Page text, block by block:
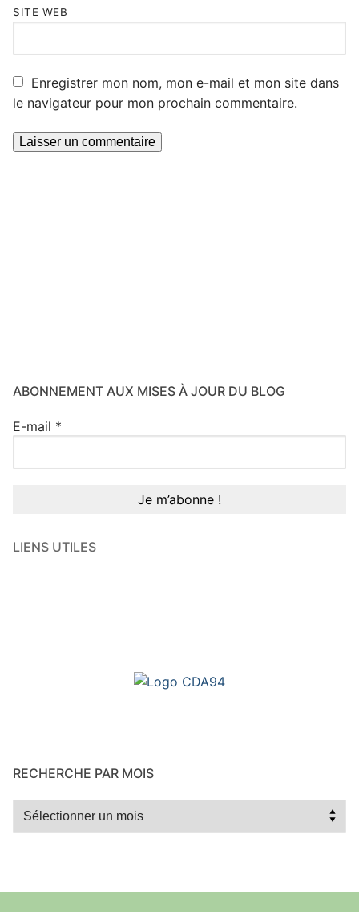
SITE WEB
Enregistrer mon nom, mon e-mail et mon site dans
le navigateur pour mon prochain commentaire.
ABONNEMENT AUX MISES À JOUR DU BLOG
E-mail *
LIENS UTILES
RECHERCHE PAR MOIS
Recherche